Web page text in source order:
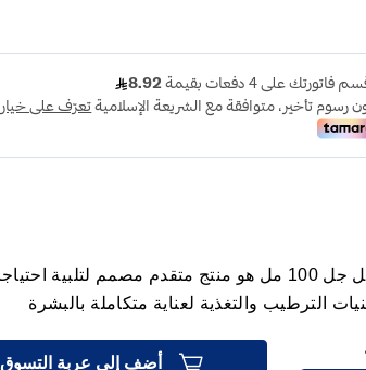
بيو أويل جل 100 مل هو منتج متقدم مصمم لتلبية
الترطيب والتغذية لعناية متكاملة بالبشرة
أضف إلى عربة التسوق